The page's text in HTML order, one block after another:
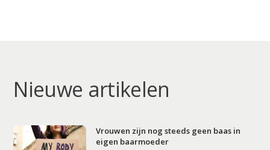
Nieuwe artikelen
Vrouwen zijn nog steeds geen baas in
eigen baarmoeder